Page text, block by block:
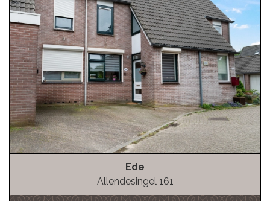
Ede
Allendesingel 161